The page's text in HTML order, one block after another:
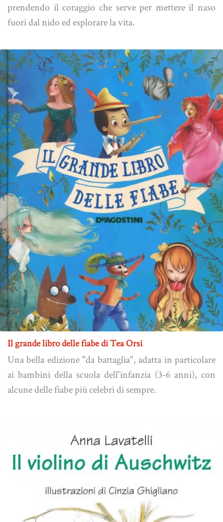
prendendo il coraggio che serve per mettere il naso
fuori dal nido ed esplorare la vita.
Il grande libro delle fiabe di Tea Orsi
Una bella edizione "da battaglia", adatta in particolare
ai bambini della scuola dell'infanzia (3-6 anni), con
alcune delle fiabe più celebri di sempre.